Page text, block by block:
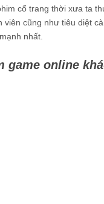
cổ trang thời xưa ta
cũng như tiêu diệt
nhất.
game online